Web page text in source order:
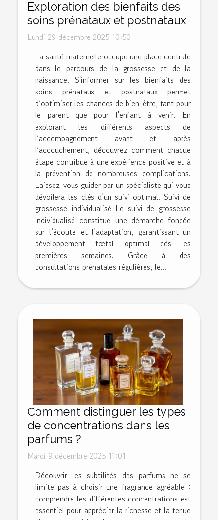
Exploration des bienfaits des
soins prénataux et postnataux
Lundi 29 décembre 2025 10:50
La santé maternelle occupe une place centrale
dans le parcours de la grossesse et de la
naissance. S'informer sur les bienfaits des
soins prénataux et postnataux permet
d’optimiser les chances de bien-être, tant pour
le parent que pour l'enfant à venir. En
explorant les différents aspects de
l’accompagnement avant et après
l’accouchement, découvrez comment chaque
étape contribue à une expérience positive et à
la prévention de nombreuses complications.
Laissez-vous guider par un spécialiste qui vous
dévoilera les clés d’un suivi optimal. Suivi de
grossesse individualisé Le suivi de grossesse
individualisé constitue une démarche fondée
sur l’écoute et l’adaptation, garantissant un
développement fœtal optimal dès les
premières semaines. Grâce à des
consultations prénatales régulières, le...
Comment distinguer les types
de concentrations dans les
parfums ?
Mardi 9 décembre 2025 11:01
Découvrir les subtilités des parfums ne se
limite pas à choisir une fragrance agréable :
comprendre les différentes concentrations est
essentiel pour apprécier la richesse et la tenue